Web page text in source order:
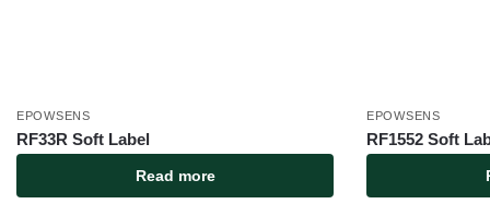
EPOWSENS
RF33R Soft Label
Read more
EPOWSENS
RF1552 Soft